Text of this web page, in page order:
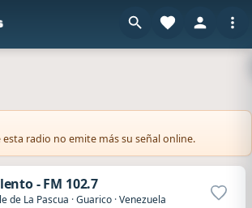
radio no emite más su señal online.
- FM 102.7
de La Pascua ·Guarico ·Venezuela